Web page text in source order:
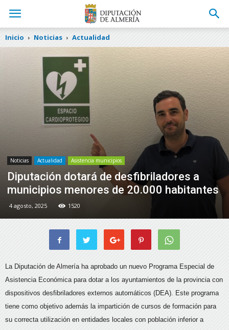
Inicio Noticias Actualidad
Noticias Actualidad Asistencia municipios
Diputación dotará de desfibriladores a
municipios menores de 20.000 habitantes
4 agosto, 2025 1520
La Diputación de Almería ha aprobado un nuevo Programa Especial de
Asistencia Económica para dotar a los ayuntamientos de la provincia con
dispositivos desfibriladores externos automáticos (DEA). Este programa
tiene como objetivo además la impartición de cursos de formación para
su correcta utilización en entidades locales con población inferior a